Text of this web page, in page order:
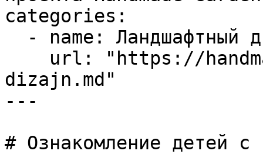
categories:
dizajn.md"
---
# Ознакомление детей с